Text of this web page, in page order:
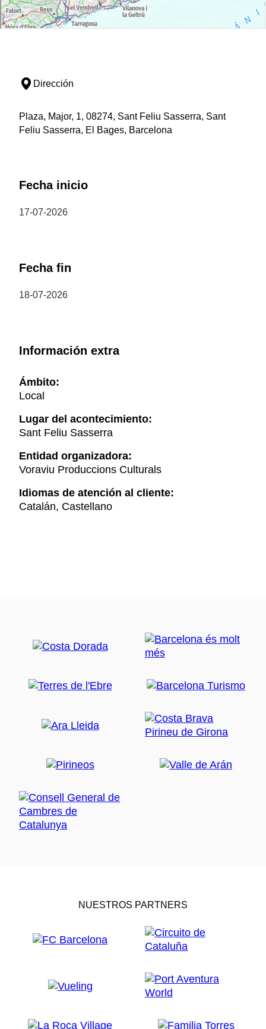
Dirección
Plaza, Major, 1, 08274, Sant Feliu Sasserra, Sant
Feliu Sasserra, El Bages, Barcelona
Fecha inicio
17-07-2026
Fecha fin
18-07-2026
Información extra
Ámbito:
Local
Lugar del acontecimiento:
Sant Feliu Sasserra
Entidad organizadora:
Voraviu Produccions Culturals
Idiomas de atención al cliente:
Catalán, Castellano
NUESTROS PARTNERS